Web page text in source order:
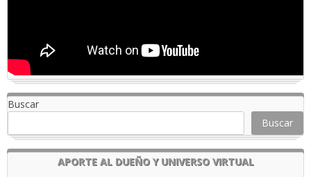
Buscar
Buscar
APORTE AL DUEÑO Y UNIVERSO VIRTUAL